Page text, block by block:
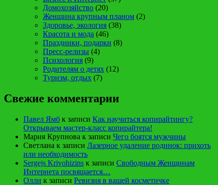
Домохозяйство (20)
Женщина крупным планом (2)
Здоровье, экология (38)
Красота и мода (46)
Праздники, подарки (8)
Пресс-релизы (4)
Психология (9)
Родителям о детях (12)
Туризм, отдых (7)
Свежие комментарии
Павел Ямб к записи Как научиться копирайтингу?
Открываем мастер-класс копирайтера!
Мария Крупнова к записи Чего боятся мужчины
Светлана к записи Лазерное удаление родинок: прихоть
или необходимость
Sergejs Krivohizins к записи Свободным Женщинам
Интернета посвящается…
Олли к записи Ревизия в вашей косметичке